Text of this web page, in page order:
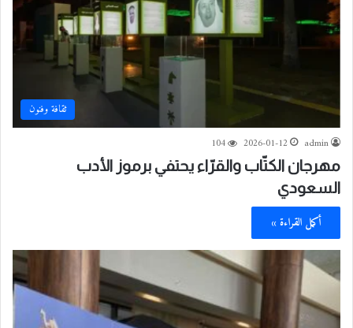
ثقافة وفنون
admin
2026-01-12
104
مهرجان الكتّاب والقرّاء يحتفي برموز الأدب
السعودي
أكمل القراءة »